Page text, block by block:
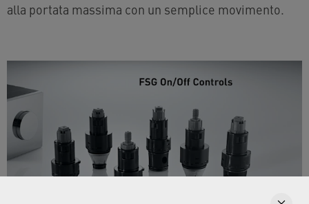
alla portata massima con un semplice movimento.